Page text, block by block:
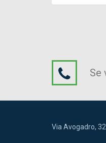
Se
Via Avogadro,